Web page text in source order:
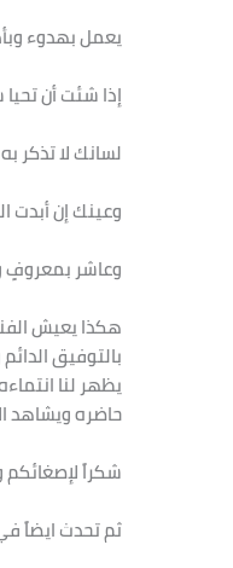
يعمل بهدوء
إذا شئت أن
لسانك لا
وعينك إن
وعاشر
هكذا يعيش
بالتوفيق
يظهر لنا
حاضره ويشاهد
شكراً
ثم تحدث ايضاً